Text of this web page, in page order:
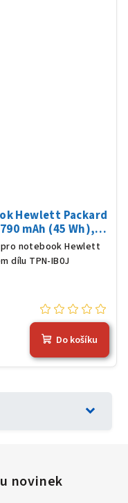
Hewlett Packard
mAh (45 Wh),
notebook Hewlett
dílu TPN-IB0J
Do košíku
expand_more